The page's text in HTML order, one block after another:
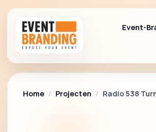
Event-
Home / Projecten / Radio 538